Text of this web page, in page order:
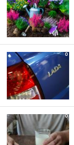
0
0